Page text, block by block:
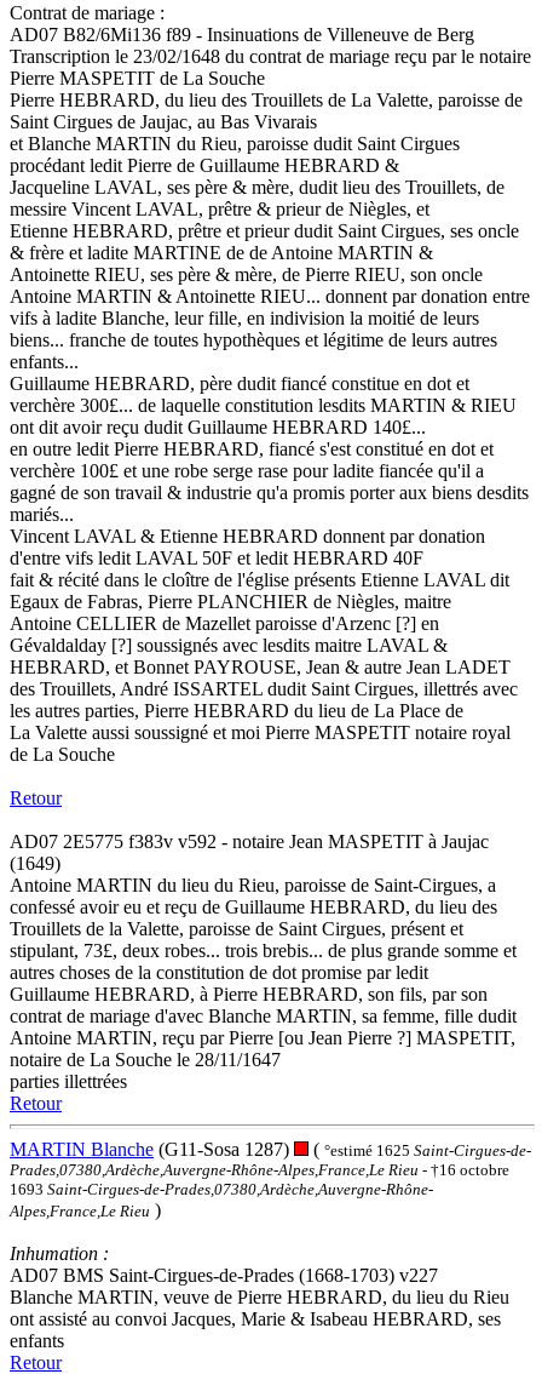
Contrat de mariage :
AD07 B82/6Mi136 f89 - Insinuations de Villeneuve de Berg
Transcription le 23/02/1648 du contrat de mariage reçu par le notaire
Pierre MASPETIT de La Souche
Pierre HEBRARD, du lieu des Trouillets de La Valette, paroisse de
Saint Cirgues de Jaujac, au Bas Vivarais
et Blanche MARTIN du Rieu, paroisse dudit Saint Cirgues
procédant ledit Pierre de Guillaume HEBRARD &
Jacqueline LAVAL, ses père & mère, dudit lieu des Trouillets, de
messire Vincent LAVAL, prêtre & prieur de Niègles, et
Etienne HEBRARD, prêtre et prieur dudit Saint Cirgues, ses oncle
& frère et ladite MARTINE de de Antoine MARTIN &
Antoinette RIEU, ses père & mère, de Pierre RIEU, son oncle
Antoine MARTIN & Antoinette RIEU... donnent par donation entre
vifs à ladite Blanche, leur fille, en indivision la moitié de leurs
biens... franche de toutes hypothèques et légitime de leurs autres
enfants...
Guillaume HEBRARD, père dudit fiancé constitue en dot et
verchère 300£... de laquelle constitution lesdits MARTIN & RIEU
ont dit avoir reçu dudit Guillaume HEBRARD 140£...
en outre ledit Pierre HEBRARD, fiancé s'est constitué en dot et
verchère 100£ et une robe serge rase pour ladite fiancée qu'il a
gagné de son travail & industrie qu'a promis porter aux biens desdits
mariés...
Vincent LAVAL & Etienne HEBRARD donnent par donation
d'entre vifs ledit LAVAL 50F et ledit HEBRARD 40F
fait & récité dans le cloître de l'église présents Etienne LAVAL dit
Egaux de Fabras, Pierre PLANCHIER de Niègles, maitre
Antoine CELLIER de Mazellet paroisse d'Arzenc [?] en
Gévaldalday [?] soussignés avec lesdits maitre LAVAL &
HEBRARD, et Bonnet PAYROUSE, Jean & autre Jean LADET
des Trouillets, André ISSARTEL dudit Saint Cirgues, illettrés avec
les autres parties, Pierre HEBRARD du lieu de La Place de
La Valette aussi soussigné et moi Pierre MASPETIT notaire royal
de La Souche
Retour
AD07 2E5775 f383v v592 - notaire Jean MASPETIT à Jaujac
(1649)
Antoine MARTIN du lieu du Rieu, paroisse de Saint-Cirgues, a
confessé avoir eu et reçu de Guillaume HEBRARD, du lieu des
Trouillets de la Valette, paroisse de Saint Cirgues, présent et
stipulant, 73£, deux robes... trois brebis... de plus grande somme et
autres choses de la constitution de dot promise par ledit
Guillaume HEBRARD, à Pierre HEBRARD, son fils, par son
contrat de mariage d'avec Blanche MARTIN, sa femme, fille dudit
Antoine MARTIN, reçu par Pierre [ou Jean Pierre ?] MASPETIT,
notaire de La Souche le 28/11/1647
parties illettrées
Retour
MARTIN Blanche (G11-Sosa 1287) ( °estimé 1625 Saint-Cirgues-de-
Prades,07380,Ardèche,Auvergne-Rhône-Alpes,France,Le Rieu - †16 octobre
1693 Saint-Cirgues-de-Prades,07380,Ardèche,Auvergne-Rhône-
Alpes,France,Le Rieu )
Inhumation :
AD07 BMS Saint-Cirgues-de-Prades (1668-1703) v227
Blanche MARTIN, veuve de Pierre HEBRARD, du lieu du Rieu
ont assisté au convoi Jacques, Marie & Isabeau HEBRARD, ses
enfants
Retour